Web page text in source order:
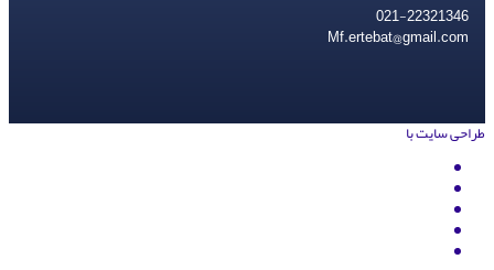
021-22321346
Mf.ertebat@gmail.com
طراحی سایت باrayanweb.com